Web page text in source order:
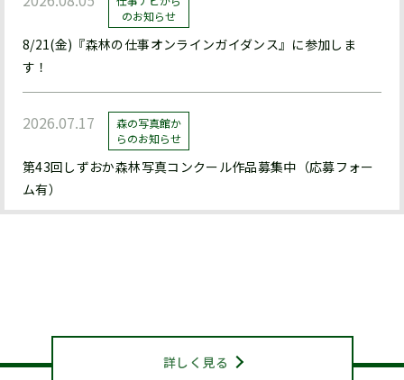
のお知らせ
8/21(金)『森林の仕事オンラインガイダンス』に参加しま
す！
2026.07.17
森の写真館か
らのお知らせ
第43回しずおか森林写真コンクール作品募集中（応募フォー
ム有）
2026.07.15 お知らせ詳しく見る